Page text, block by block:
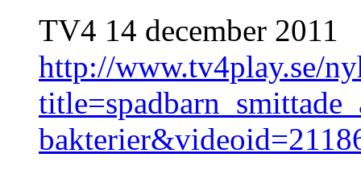
TV4 14 december 2011
http://www.tv4play.se/